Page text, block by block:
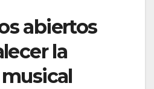
abiertos
la